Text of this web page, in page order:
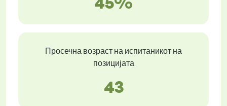
Просечна возраст на испитаникот на
позицијата
43